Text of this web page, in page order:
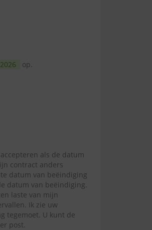
op.
als de datum
contract anders
datum van beëindiging
datum van beëindiging.
laste van mijn
Ik zie uw
tegemoet. U kunt de
post.